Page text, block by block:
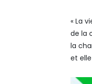
« La
de la
la
et